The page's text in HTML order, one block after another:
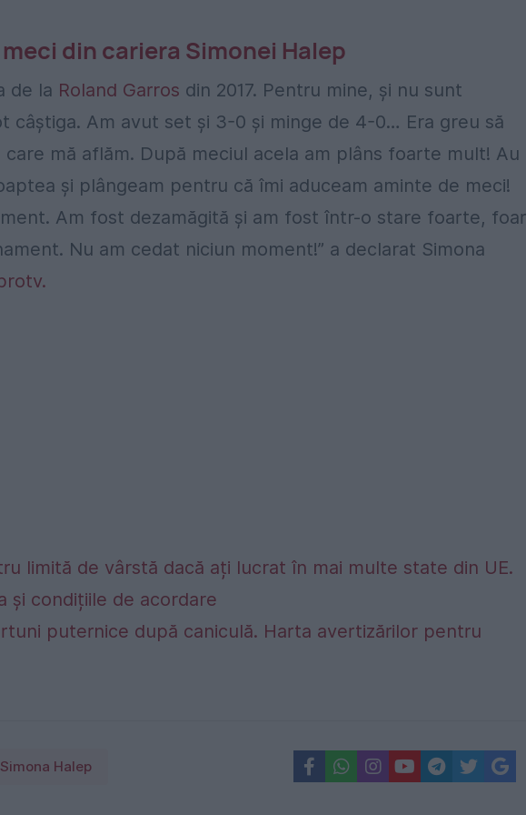
din cariera Simonei Halep
de la Roland Garros din 2017. Pentru mine, și nu sunt
câștiga. Am avut set și 3-0 și minge de 4-0… Era greu să
mă aflăm. După meciul acela am plâns foarte mult! Au
și plângeam pentru că îmi aduceam aminte de meci!
Am fost dezamăgită și am fost într-o stare foarte,
Nu am cedat niciun moment!” a declarat Simona
limită de vârstă dacă ați lucrat în mai multe state din UE.
și condițiile de acordare
puternice după caniculă. Harta avertizărilor pentru
Simona Halep